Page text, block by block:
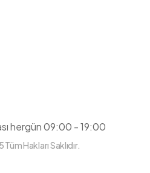
hergün 09:00 - 19:00
Hakları Saklıdır.